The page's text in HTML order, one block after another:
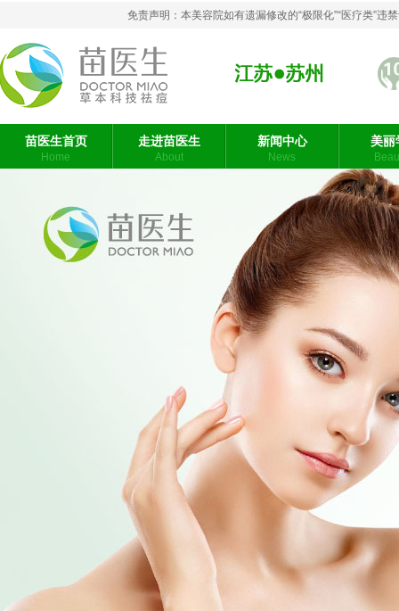
免责声明：本美容院如有遗漏修改的“极限化”“医疗类”
苗医生首页
Home
走进苗医生
About
新闻中心
News
美丽